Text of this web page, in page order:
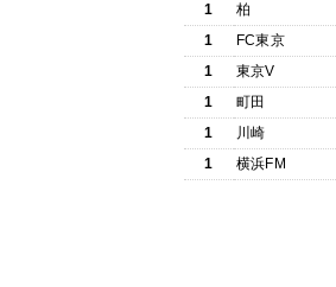
1
柏
1
FC東京
1
東京V
1
町田
1
川崎
1
横浜FM